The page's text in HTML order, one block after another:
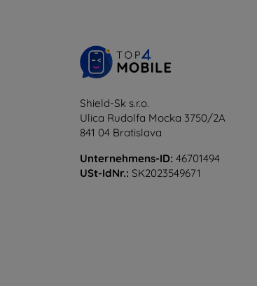
Shield-Sk s.r.o.
Ulica Rudolfa Mocka 3750/2A
841 04 Bratislava
Unternehmens-ID: 46701494
USt-IdNr.: SK2023549671